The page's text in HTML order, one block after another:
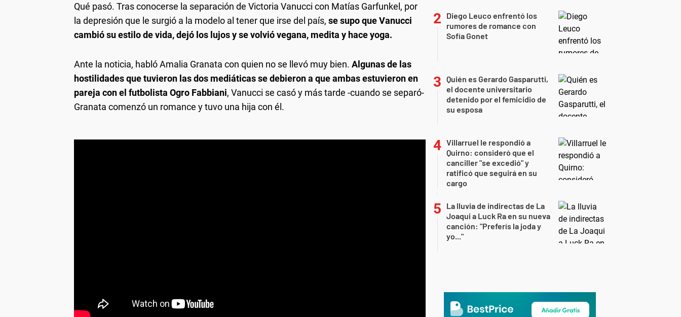
Qué pasó. Tras conocerse la separación de Victoria Vanucci con Matías Garfunkel, por
la depresión que le surgió a la modelo al tener que irse del país, se supo que Vanucci
cambió su estilo de vida, dejó los lujos y se volvió vegana, medita y hace yoga.
Ante la noticia, habló Amalia Granata con quien no se llevó muy bien. Algunas de las
hostilidades que tuvieron las dos mediáticas se debieron a que ambas estuvieron en
pareja con el futbolista Ogro Fabbiani, Vanucci se casó y más tarde -cuando se separó-
Granata comenzó un romance y tuvo una hija con él.
Diego Leuco enfrentó los
rumores de romance con
Sofía Gonet
Quién es Gerardo Gasparutti,
el docente universitario
detenido por el femicidio de
su esposa
Villarruel le respondió a
Quirno: consideró que el
canciller "se excedió" y
ratificó que seguirá en su
cargo
La lluvia de indirectas de La
Joaqui a Luck Ra en su nueva
canción: "Preferís la joda y
yo..."